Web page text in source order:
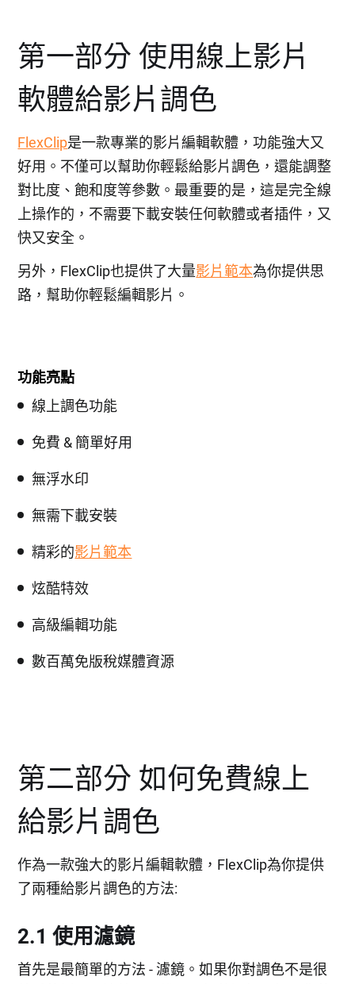
第一部分 使用線上影片
軟體給影片調色
FlexClip是一款專業的影片編輯軟體，功能強大又
好用。不僅可以幫助你輕鬆給影片調色，還能調整
對比度、飽和度等參數。最重要的是，這是完全線
上操作的，不需要下載安裝任何軟體或者插件，又
快又安全。
另外，FlexClip也提供了大量影片範本為你提供思
路，幫助你輕鬆編輯影片。
功能亮點
線上調色功能
免費 & 簡單好用
無浮水印
無需下載安裝
精彩的影片範本
炫酷特效
高級編輯功能
數百萬免版稅媒體資源
第二部分 如何免費線上
給影片調色
作為一款強大的影片編輯軟體，FlexClip為你提供
了兩種給影片調色的方法:
2.1 使用濾鏡
首先是最簡單的方法 - 濾鏡。如果你對調色不是很